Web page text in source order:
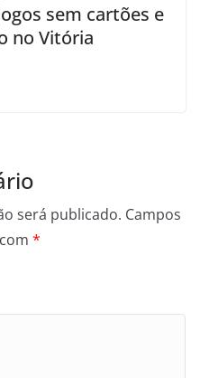
sem cartões e
no Vitória
será publicado. Campos
*